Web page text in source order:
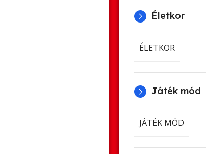
Életkor
ÉLETKOR
Játék mód
JÁTÉK MÓD